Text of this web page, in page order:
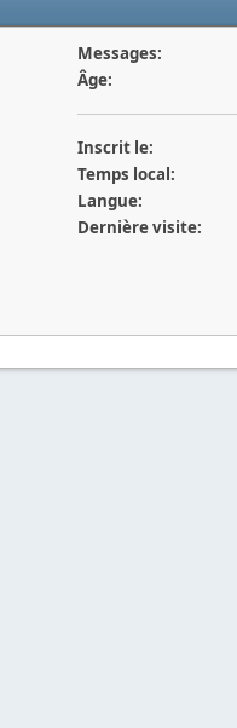
Messages:
Âge:
Inscrit le:
Temps local:
Langue:
Dernière visite: